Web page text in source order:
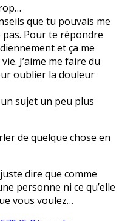
que tu pouvais me
Pour te répondre
et ça me
J’aime me faire du
oublier la douleur
sujet un peu plus
de quelque chose en
dire que comme
personne ni ce qu’elle
vous voulez…